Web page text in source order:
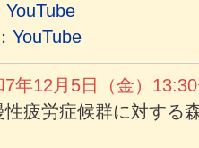
YouTube
YouTube
7年12月5日（金）
性疲労症候群に対する